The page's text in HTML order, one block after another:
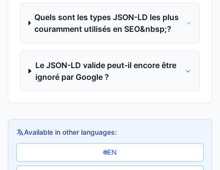
Quels sont les types JSON-LD les plus
couramment utilisés en SEO&nbsp;?
Le JSON-LD valide peut-il encore être
ignoré par Google ?
Available in other languages:
🌐EN